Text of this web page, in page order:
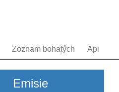
Zoznam bohatých Api
Emisie